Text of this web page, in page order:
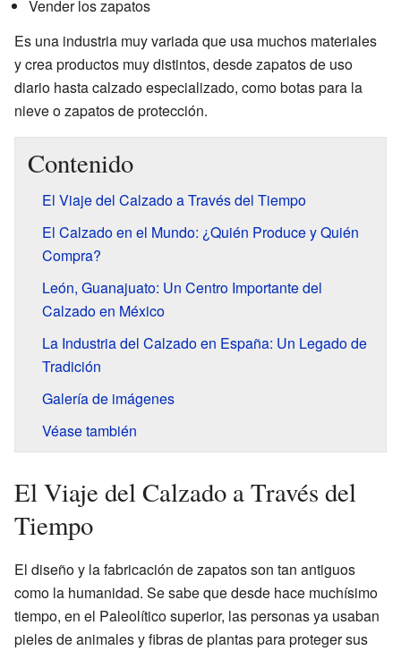
Vender los zapatos
Es una industria muy variada que usa muchos materiales
y crea productos muy distintos, desde zapatos de uso
diario hasta calzado especializado, como botas para la
nieve o zapatos de protección.
Contenido
El Viaje del Calzado a Través del Tiempo
El Calzado en el Mundo: ¿Quién Produce y Quién
Compra?
León, Guanajuato: Un Centro Importante del
Calzado en México
La Industria del Calzado en España: Un Legado de
Tradición
Galería de imágenes
Véase también
El Viaje del Calzado a Través del
Tiempo
El diseño y la fabricación de zapatos son tan antiguos
como la humanidad. Se sabe que desde hace muchísimo
tiempo, en el Paleolítico superior, las personas ya usaban
pieles de animales y fibras de plantas para proteger sus